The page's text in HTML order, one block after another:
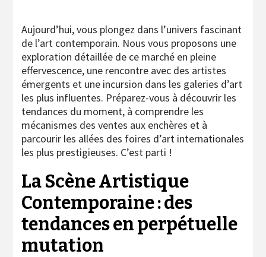
Aujourd’hui, vous plongez dans l’univers fascinant
de l’art contemporain. Nous vous proposons une
exploration détaillée de ce marché en pleine
effervescence, une rencontre avec des artistes
émergents et une incursion dans les galeries d’art
les plus influentes. Préparez-vous à découvrir les
tendances du moment, à comprendre les
mécanismes des ventes aux enchères et à
parcourir les allées des foires d’art internationales
les plus prestigieuses. C’est parti !
La Scène Artistique
Contemporaine : des
tendances en perpétuelle
mutation